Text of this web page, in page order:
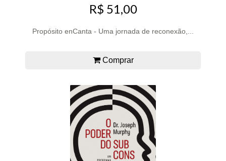
R$ 51,00
Propósito enCanta - Uma jornada de reconexão,...
Comprar